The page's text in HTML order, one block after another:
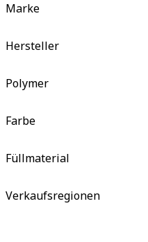
Marke
Hersteller
Polymer
Farbe
Füllmaterial
Verkaufsregionen